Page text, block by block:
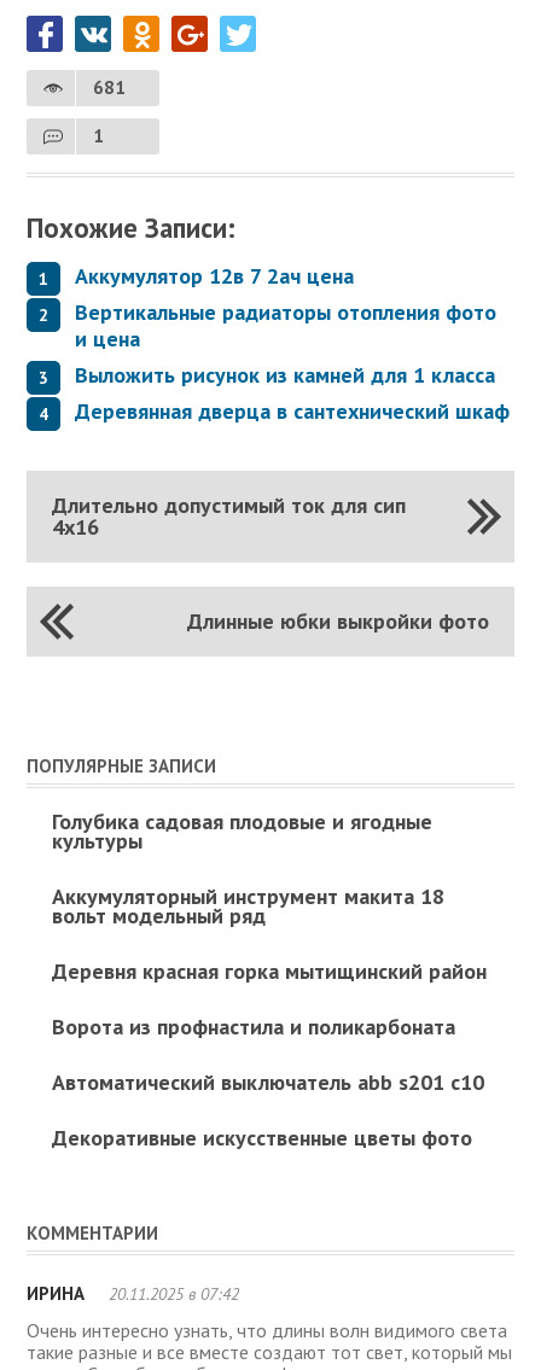
681
1
Похожие Записи:
Аккумулятор 12в 7 2ач цена
Вертикальные радиаторы отопления фото
и цена
Выложить рисунок из камней для 1 класса
Деревянная дверца в сантехнический шкаф
Длительно допустимый ток для сип
4х16
Длинные юбки выкройки фото
ПОПУЛЯРНЫЕ ЗАПИСИ
Голубика садовая плодовые и ягодные
культуры
Аккумуляторный инструмент макита 18
вольт модельный ряд
Деревня красная горка мытищинский район
Ворота из профнастила и поликарбоната
Автоматический выключатель abb s201 c10
Декоративные искусственные цветы фото
КОММЕНТАРИИ
ИРИНА 20.11.2025 в 07:42
Очень интересно узнать, что длины волн видимого света
такие разные и все вместе создают тот свет, который мы